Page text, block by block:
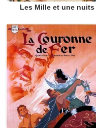
Les Mille et une nuits